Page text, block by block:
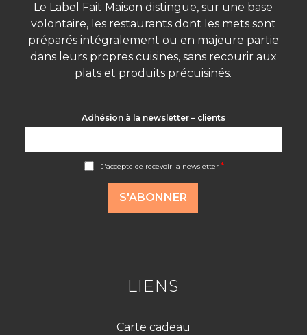
Le Label Fait Maison distingue, sur une base
volontaire, les restaurants dont les mets sont
préparés intégralement ou en majeure partie
dans leurs propres cuisines, sans recourir aux
plats et produits précuisinés.
Adhésion à la newsletter – clients
J'accepte de recevoir la newsletter*
S'ABONNER
LIENS
Carte cadeau